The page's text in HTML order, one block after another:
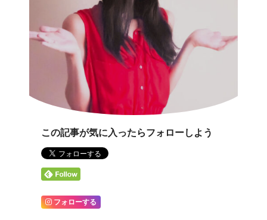
この記事が気に入ったらフォローしよう
フォローする